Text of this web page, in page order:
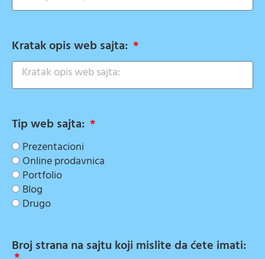
Kratak opis web sajta:
Tip web sajta:
Prezentacioni
Online prodavnica
Portfolio
Blog
Drugo
Broj strana na sajtu koji mislite da ćete imati: